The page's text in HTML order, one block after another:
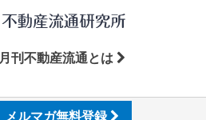
月刊不動産流通とは
メルマガ無料登録